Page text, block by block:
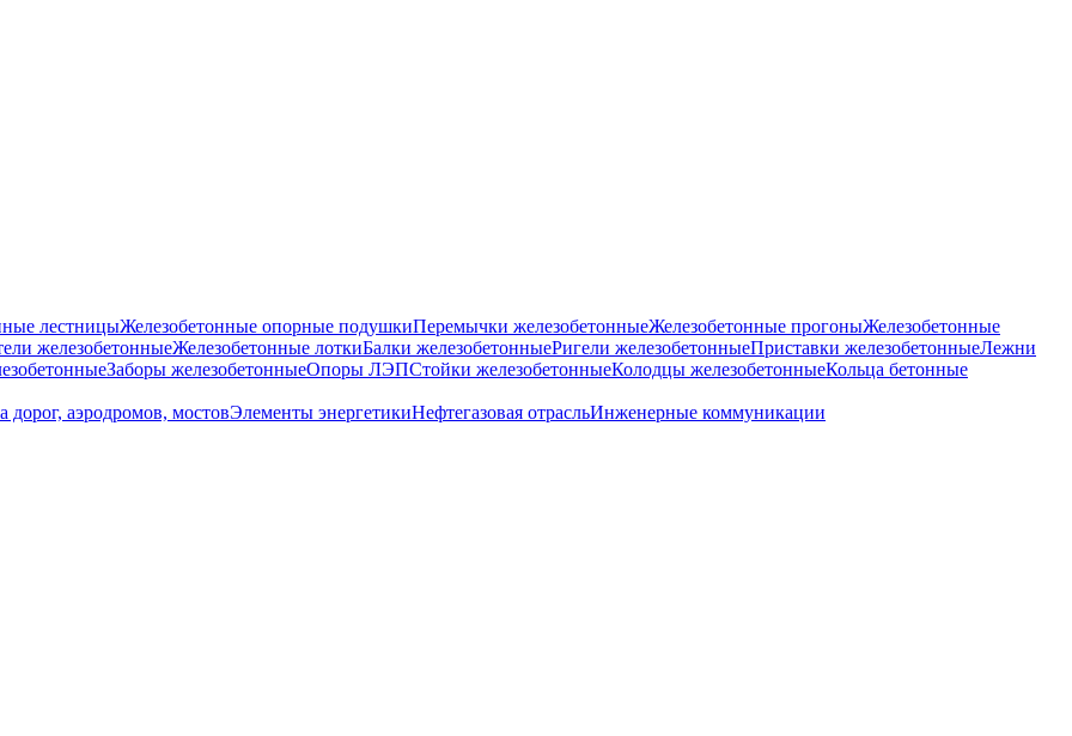
лестницыЖелезобетонные опорные подушкиПеремычки железобетонныеЖелезобетонные прогоныЖелезобетонные
железобетонныеЖелезобетонные лоткиБалки железобетонныеРигели железобетонныеПриставки железобетонныеЛежни
Заборы железобетонныеОпоры ЛЭПСтойки железобетонныеКолодцы железобетонныеКольца бетонные
дорог, аэродромов, мостовЭлементы энергетикиНефтегазовая отрасльИнженерные коммуникации